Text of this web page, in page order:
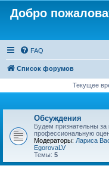
Добро
FAQ
Список форумов
Текущее
Обсуждения
Будем признательны за
профессиональную
Модераторы: Лариса
EgorovaLV
Темы: 5